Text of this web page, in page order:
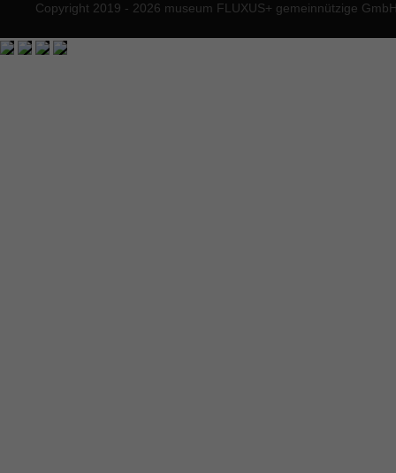
Copyright 2019 - 2026 museum FLUXUS+ gemeinnützige